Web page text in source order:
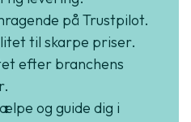
på Trustpilot.
til skarpe priser.
efter branchens
og guide dig i